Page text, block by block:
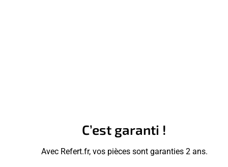
C’est garanti !
Avec Refert.fr, vos pièces sont garanties 2 ans.